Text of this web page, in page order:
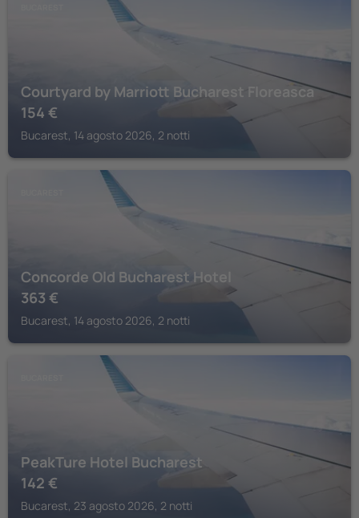
Courtyard by Marriott Bucharest Floreasca
154 €
Bucarest, 14 agosto 2026, 2 notti
Concorde Old Bucharest Hotel
363 €
Bucarest, 14 agosto 2026, 2 notti
PeakTure Hotel Bucharest
142 €
Bucarest, 23 agosto 2026, 2 notti